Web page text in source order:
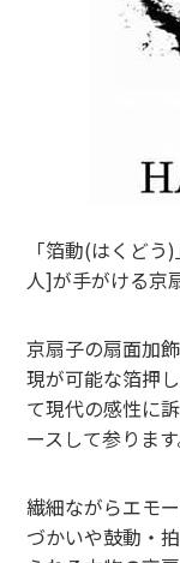
「箔動(はくど
人]が手がける京
京扇子の扇面加
現が可能な箔押
て現代の感性に
ースして参ります
繊細ながらエモ
づかいや鼓動・